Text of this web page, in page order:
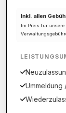
Inkl. allen
Im Preis für
Ummeldung